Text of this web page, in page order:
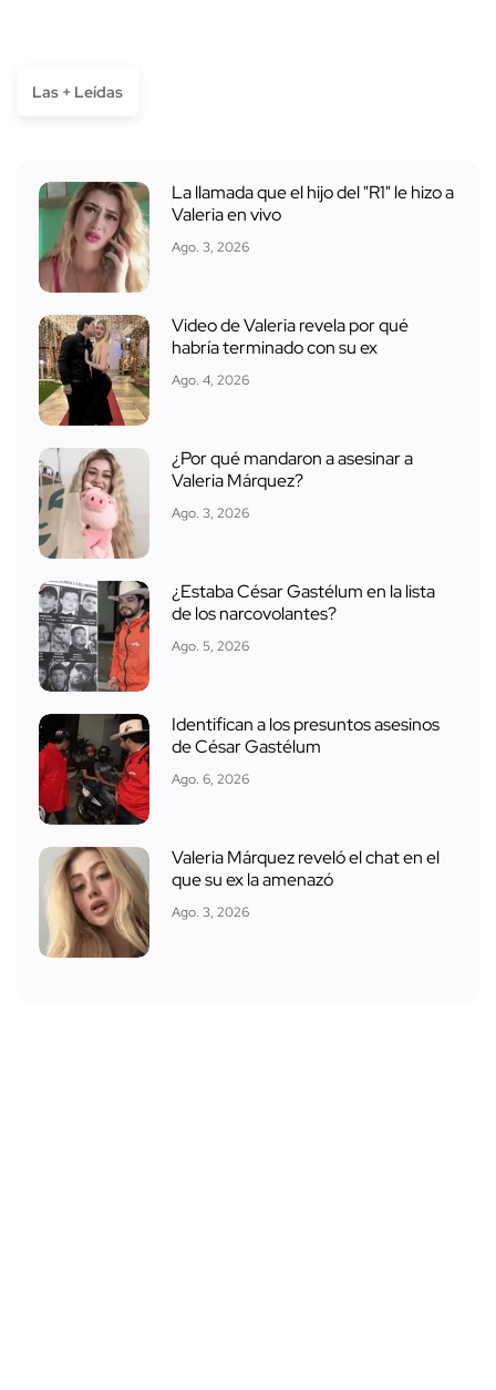
Las + Leídas
La llamada que el hijo del "R1" le hizo a
Valeria en vivo
Ago. 3, 2026
Video de Valeria revela por qué
habría terminado con su ex
Ago. 4, 2026
¿Por qué mandaron a asesinar a
Valeria Márquez?
Ago. 3, 2026
¿Estaba César Gastélum en la lista
de los narcovolantes?
Ago. 5, 2026
Identifican a los presuntos asesinos
de César Gastélum
Ago. 6, 2026
Valeria Márquez reveló el chat en el
que su ex la amenazó
Ago. 3, 2026